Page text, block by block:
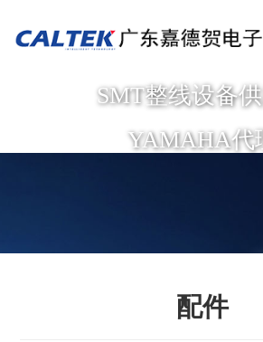
SMT整线设备
YAMAHA代
配件